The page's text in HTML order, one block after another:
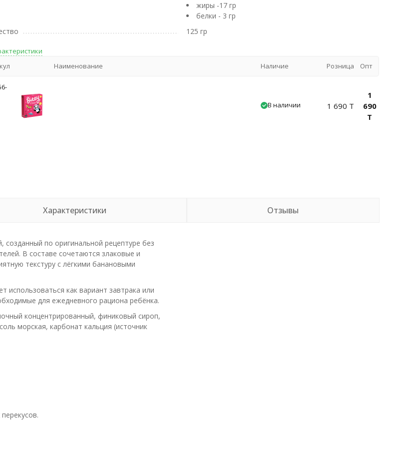
жиры -17 гр
белки - 3 гр
125 гр
Наименование Наличие Розница Опт
В наличии 1 690 T
1
690
T
Характеристики Отзывы
созданный по оригинальной рецептуре без
В составе сочетаются злаковые и
текстуру с лёгкими банановыми
использоваться как вариант завтрака или
для ежедневного рациона ребёнка.
концентрированный, финиковый сироп,
морская, карбонат кальция (источник